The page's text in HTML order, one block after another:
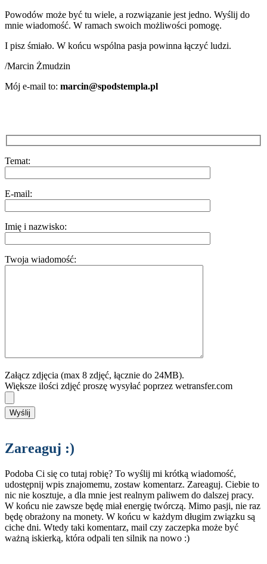
Powodów może być tu wiele, a rozwiązanie jest jedno. Wyślij do
mnie wiadomość. W ramach swoich możliwości pomogę.
I pisz śmiało. W końcu wspólna pasja powinna łączyć ludzi.
/Marcin Żmudzin
Mój e-mail to: marcin@spodstempla.pl
Temat:
E-mail:
Imię i nazwisko:
Twoja wiadomość:
Załącz zdjęcia (max 8 zdjęć, łącznie do 24MB).
Większe ilości zdjęć proszę wysyłać poprzez wetransfer.com
Zareaguj :)
Podoba Ci się co tutaj robię? To wyślij mi krótką wiadomość,
udostępnij wpis znajomemu, zostaw komentarz. Zareaguj. Ciebie to
nic nie kosztuje, a dla mnie jest realnym paliwem do dalszej pracy.
W końcu nie zawsze będę miał energię twórczą. Mimo pasji, nie raz
będę obrażony na monety. W końcu w każdym długim związku są
ciche dni. Wtedy taki komentarz, mail czy zaczepka może być
ważną iskierką, która odpali ten silnik na nowo :)